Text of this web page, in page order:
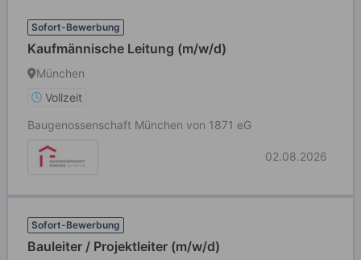
Sofort-Bewerbung
Kaufmännische Leitung (m/w/d)
München
Vollzeit
Baugenossenschaft München von 1871 eG
02.08.2026
Sofort-Bewerbung
Bauleiter / Projektleiter (m/w/d)